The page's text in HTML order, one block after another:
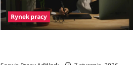
Rynek pracy